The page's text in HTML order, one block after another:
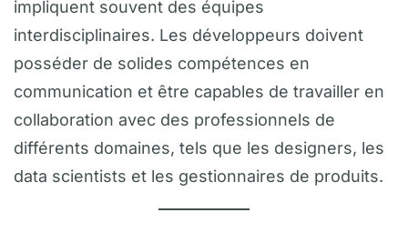
impliquent souvent des équipes
interdisciplinaires. Les développeurs doivent
posséder de solides compétences en
communication et être capables de travailler en
collaboration avec des professionnels de
différents domaines, tels que les designers, les
data scientists et les gestionnaires de produits.